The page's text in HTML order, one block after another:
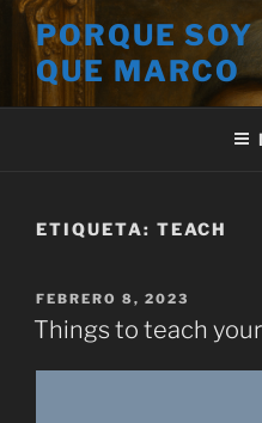
Saltar
contenido
PORQUE
QUE MARCO
ETIQUETA: TEACH
PUBLICADO
EL
FEBRERO 8, 2023
Things to teach